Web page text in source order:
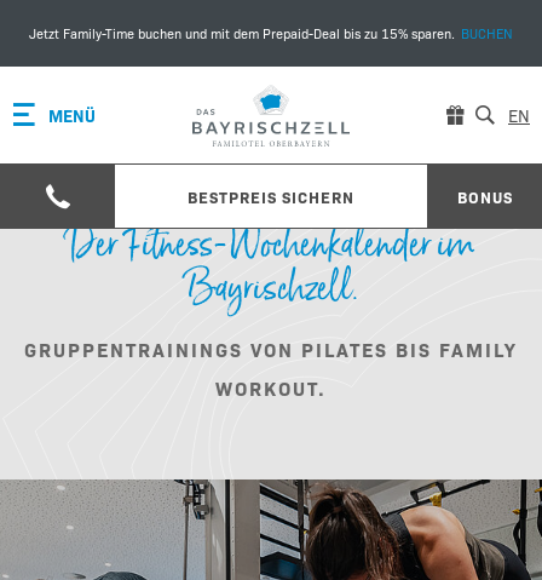
Jetzt Family-Time buchen und mit dem Prepaid-Deal bis zu 15% sparen. BUCHEN
MENÜ
BESTPREIS SICHERN BONUS
EN
Der Fitness-Wochenkalender im
Bayrischzell.
GRUPPENTRAININGS VON PILATES BIS FAMILY
WORKOUT.